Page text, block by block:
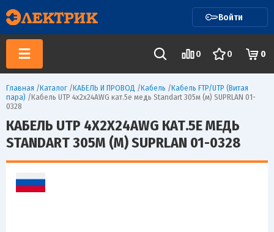
Войти
0 0 0
Главная /Каталог /КАБЕЛЬ И ПРОВОД /Кабель /Кабель FTP/UTP (Витая
пара) /Кабель UTP 4х2х24AWG кат.5е медь Standart 305м (м) SUPRLAN 01-
0328
КАБЕЛЬ UTP 4Х2Х24AWG КАТ.5Е МЕДЬ
STANDART 305М (М) SUPRLAN 01-0328